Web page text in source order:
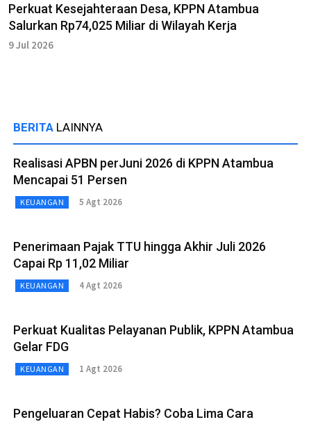
Perkuat Kesejahteraan Desa, KPPN Atambua
Salurkan Rp74,025 Miliar di Wilayah Kerja
9 Jul 2026
BERITA LAINNYA
Realisasi APBN perJuni 2026 di KPPN Atambua
Mencapai 51 Persen
KEUANGAN 5 Agt 2026
Penerimaan Pajak TTU hingga Akhir Juli 2026
Capai Rp 11,02 Miliar
KEUANGAN 4 Agt 2026
Perkuat Kualitas Pelayanan Publik, KPPN Atambua
Gelar FDG
KEUANGAN 1 Agt 2026
Pengeluaran Cepat Habis? Coba Lima Cara